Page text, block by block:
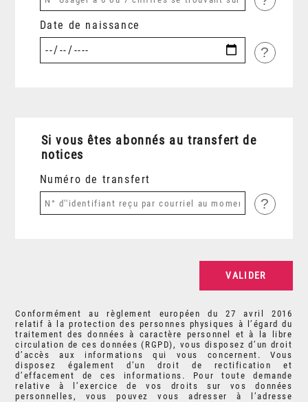
Date de naissance
?
Si vous êtes abonnés au transfert de
notices
Numéro de transfert
?
Conformément au règlement européen du 27 avril 2016
relatif à la protection des personnes physiques à l’égard du
traitement des données à caractère personnel et à la libre
circulation de ces données (RGPD), vous disposez d’un droit
d’accès aux informations qui vous concernent. Vous
disposez également d’un droit de rectification et
d’effacement de ces informations. Pour toute demande
relative à l’exercice de vos droits sur vos données
personnelles, vous pouvez vous adresser à l’adresse